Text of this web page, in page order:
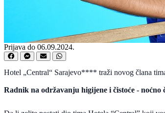
Prijava do 06.09.2024.
Hotel „Central“ Sarajevo**** traži novog člana
Radnik na održavanju higijene i čistoće - noćno